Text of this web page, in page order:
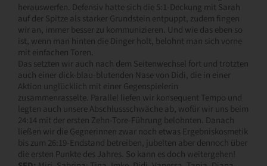
herauswerfen. Defensiv hatte sich die 5:1-Deckung mit Sarah
auf der Spitze als starker Grundstein entpuppt, zudem fingen
wir an, immer besser zu kommunizieren. Und wie das eben so
ist, wenn man hinten die Dinger holt, belohnt man sich vorne
mit einfachen Toren.
Das setzten wir auch nach dem Seitenwechsel fort und trotzten
auch einer dick-blau-blutenden Nase von Didi, die in einer
Aktion unglücklich mit einer Gegenspielerin
zusammenrasselte. Parallel liefen wir konsequent Tempo und
legten auch unsere Abschlussschwäche ab, wofür wir uns beim
24:14 mit der ersten Zehn-Tore-Führung belohnten. Danach
ließen wir die Gegnerinnen zwar noch etwas Ergebniskosmetik
bis zum 26:19-Endstand betreiben, jubelten aber dennoch über
die ersten Punkte des Jahres. So kann es doch weitergehen!